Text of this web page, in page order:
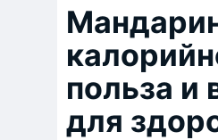
польза и
для